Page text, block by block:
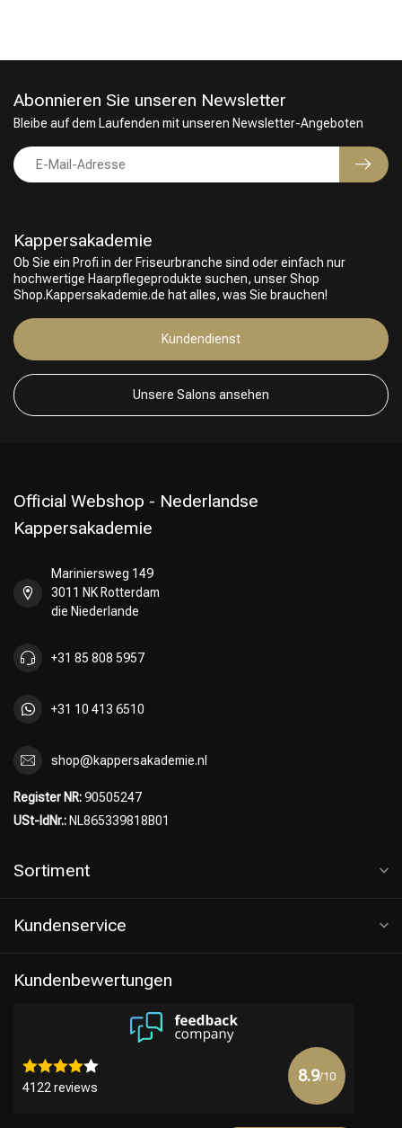
Umformung CombiDeals
Kappersakademie
Ob Sie ein Profi in der Friseurbranche sind oder einfach nur
hochwertige Haarpflegeprodukte suchen, unser Shop
Shop.Kappersakademie.de hat alles, was Sie brauchen!
Kundendienst
Unsere Salons ansehen
Abonnieren Sie unseren Newsletter
Bleibe auf dem Laufenden mit unseren Newsletter-Angeboten
Official Webshop - Nederlandse
Kappersakademie
Mariniersweg 149
3011 NK Rotterdam
die Niederlande
+31 85 808 5957
+31 10 413 6510
shop@kappersakademie.nl
Register NR:90505247
USt-IdNr.: NL865339818B01
Sortiment
Kundenservice
Kundenbewertungen
4122 reviews
8.9/10